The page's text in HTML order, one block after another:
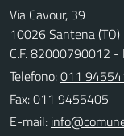
Via Cavour, 39
10026 Santena (TO)
C.F. 82000790012
Telefono:011
Fax: 011 9455405
E-mail: